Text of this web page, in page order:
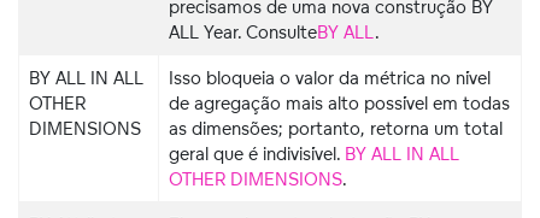
precisamos de uma nova construção BY
ALL Year. ConsulteBY ALL .
BY ALL IN ALL
OTHER
DIMENSIONS
Isso bloqueia o valor da métrica no nível
de agregação mais alto possível em todas
as dimensões; portanto, retorna um total
geral que é indivisível. BY ALL IN ALL
OTHER DIMENSIONS.